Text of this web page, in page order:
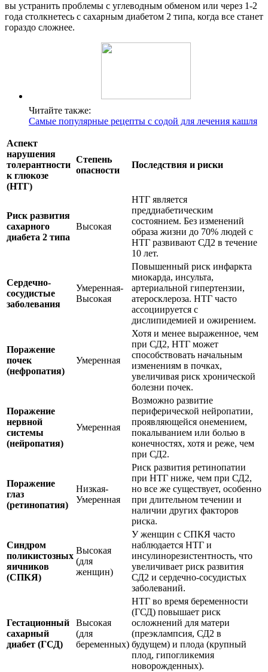
вы устранить проблемы с углеводным обменом или через 1-2
года столкнетесь с сахарным диабетом 2 типа, когда все станет
гораздо сложнее.
Читайте также:
Самые популярные рецепты с содой для лечения кашля
Аспект
нарушения
толерантности
к глюкозе
(НТГ)
Степень
опасности
Последствия и риски
Риск развития
сахарного
диабета 2 типа
Высокая
НТГ является
преддиабетическим
состоянием. Без изменений
образа жизни до 70% людей с
НТГ развивают СД2 в течение
10 лет.
Сердечно-
сосудистые
заболевания
Умеренная-
Высокая
Повышенный риск инфаркта
миокарда, инсульта,
артериальной гипертензии,
атеросклероза. НТГ часто
ассоциируется с
дислипидемией и ожирением.
Поражение
почек
(нефропатия)
Умеренная
Хотя и менее выраженное, чем
при СД2, НТГ может
способствовать начальным
изменениям в почках,
увеличивая риск хронической
болезни почек.
Поражение
нервной
системы
(нейропатия)
Умеренная
Возможно развитие
периферической нейропатии,
проявляющейся онемением,
покалыванием или болью в
конечностях, хотя и реже, чем
при СД2.
Поражение
глаз
(ретинопатия)
Низкая-
Умеренная
Риск развития ретинопатии
при НТГ ниже, чем при СД2,
но все же существует, особенно
при длительном течении и
наличии других факторов
риска.
Синдром
поликистозных
яичников
(СПКЯ)
Высокая
(для
женщин)
У женщин с СПКЯ часто
наблюдается НТГ и
инсулинорезистентность, что
увеличивает риск развития
СД2 и сердечно-сосудистых
заболеваний.
Гестационный
сахарный
диабет (ГСД)
Высокая
(для
беременных)
НТГ во время беременности
(ГСД) повышает риск
осложнений для матери
(преэклампсия, СД2 в
будущем) и плода (крупный
плод, гипогликемия
новорожденных).